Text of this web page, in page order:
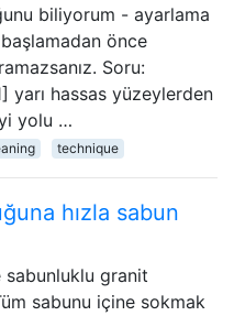
biliyorum - ayarlama
önce
Soru:
yarı hassas yüzeylerden
yolu …
technique
hızla sabun
granit
sabunu içine sokmak